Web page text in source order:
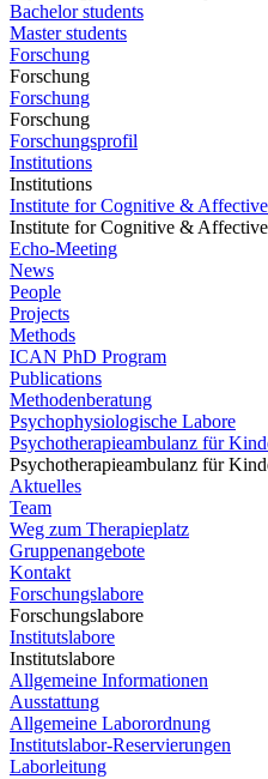
Bachelor students
Master students
Forschung
Forschung
Forschung
Forschung
Forschungsprofil
Institutions
Institutions
Institute for Cognitive &
Institute for Cognitive &
Echo-Meeting
News
People
Projects
Methods
ICAN PhD Program
Publications
Methodenberatung
Psychophysiologische Labore
Psychotherapieambulanz für
Psychotherapieambulanz für
Aktuelles
Team
Weg zum Therapieplatz
Gruppenangebote
Kontakt
Forschungslabore
Forschungslabore
Institutslabore
Institutslabore
Allgemeine Informationen
Ausstattung
Allgemeine Laborordnung
Institutslabor-Reservierungen
Laborleitung